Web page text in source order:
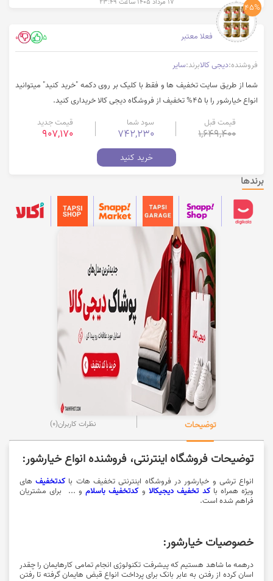
۱۷ مرداد ۱۴۰۵ ساعت ۲۳:۴۹
45%
فعلا معتبر 5
0
فروشنده:دیجی کالابرند:سایر
شما از طریق سایت تخفیف ها و فقط با کلیک بر روی دکمه "خرید کنید" میتوانید
انواع خیارشور را با 45% تخفیف از فروشگاه دیجی کالا خریداری کنید.
قیمت قبل
1,649,400
سود شما
742,230
قیمت جدید
907,170
خرید کنید
برندها
توضیحات نظرات کاربران(0)
توضیحات فروشگاه اینترنتی، فروشنده انواع خیارشور:
انواع ترشی و خیارشور در فروشگاه اینترنتی تخفیف هات با کدتخفیف های
ویژههمراه باکد تخفیف دیجیکالا و کدتخفیف باسلام و ...
برای مشتریان
فراهم شده است.
خصوصیات خیارشور:
درهمه ما شاهد هستیم که پیشرفت تکنولوژی انجام تمامی کارهایمان را چقدر
اسان کرده از رفتن به عابر بانک برای پرداخت انواع قبض هایمان گرفته تا رفتن